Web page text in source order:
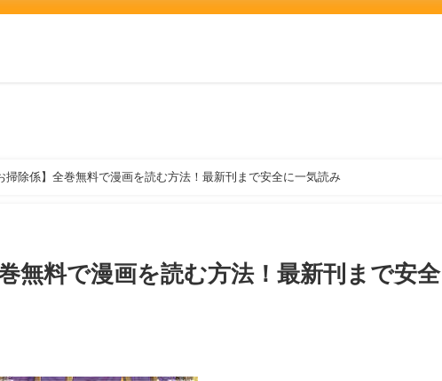
掃除係】全巻無料で漫画を読む方法！最新刊まで安全に一気読み
無料で漫画を読む方法！最新刊まで安全